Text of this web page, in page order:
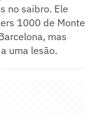
no saibro. Ele
1000 de Monte
mas
uma lesão.